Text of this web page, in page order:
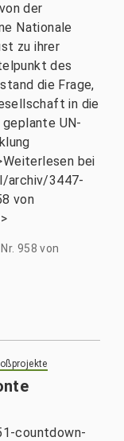
der
Nationale
zu ihrer
des
die Frage,
in die
UN-
bei
archiv/3447-
von
958 von
countdown-